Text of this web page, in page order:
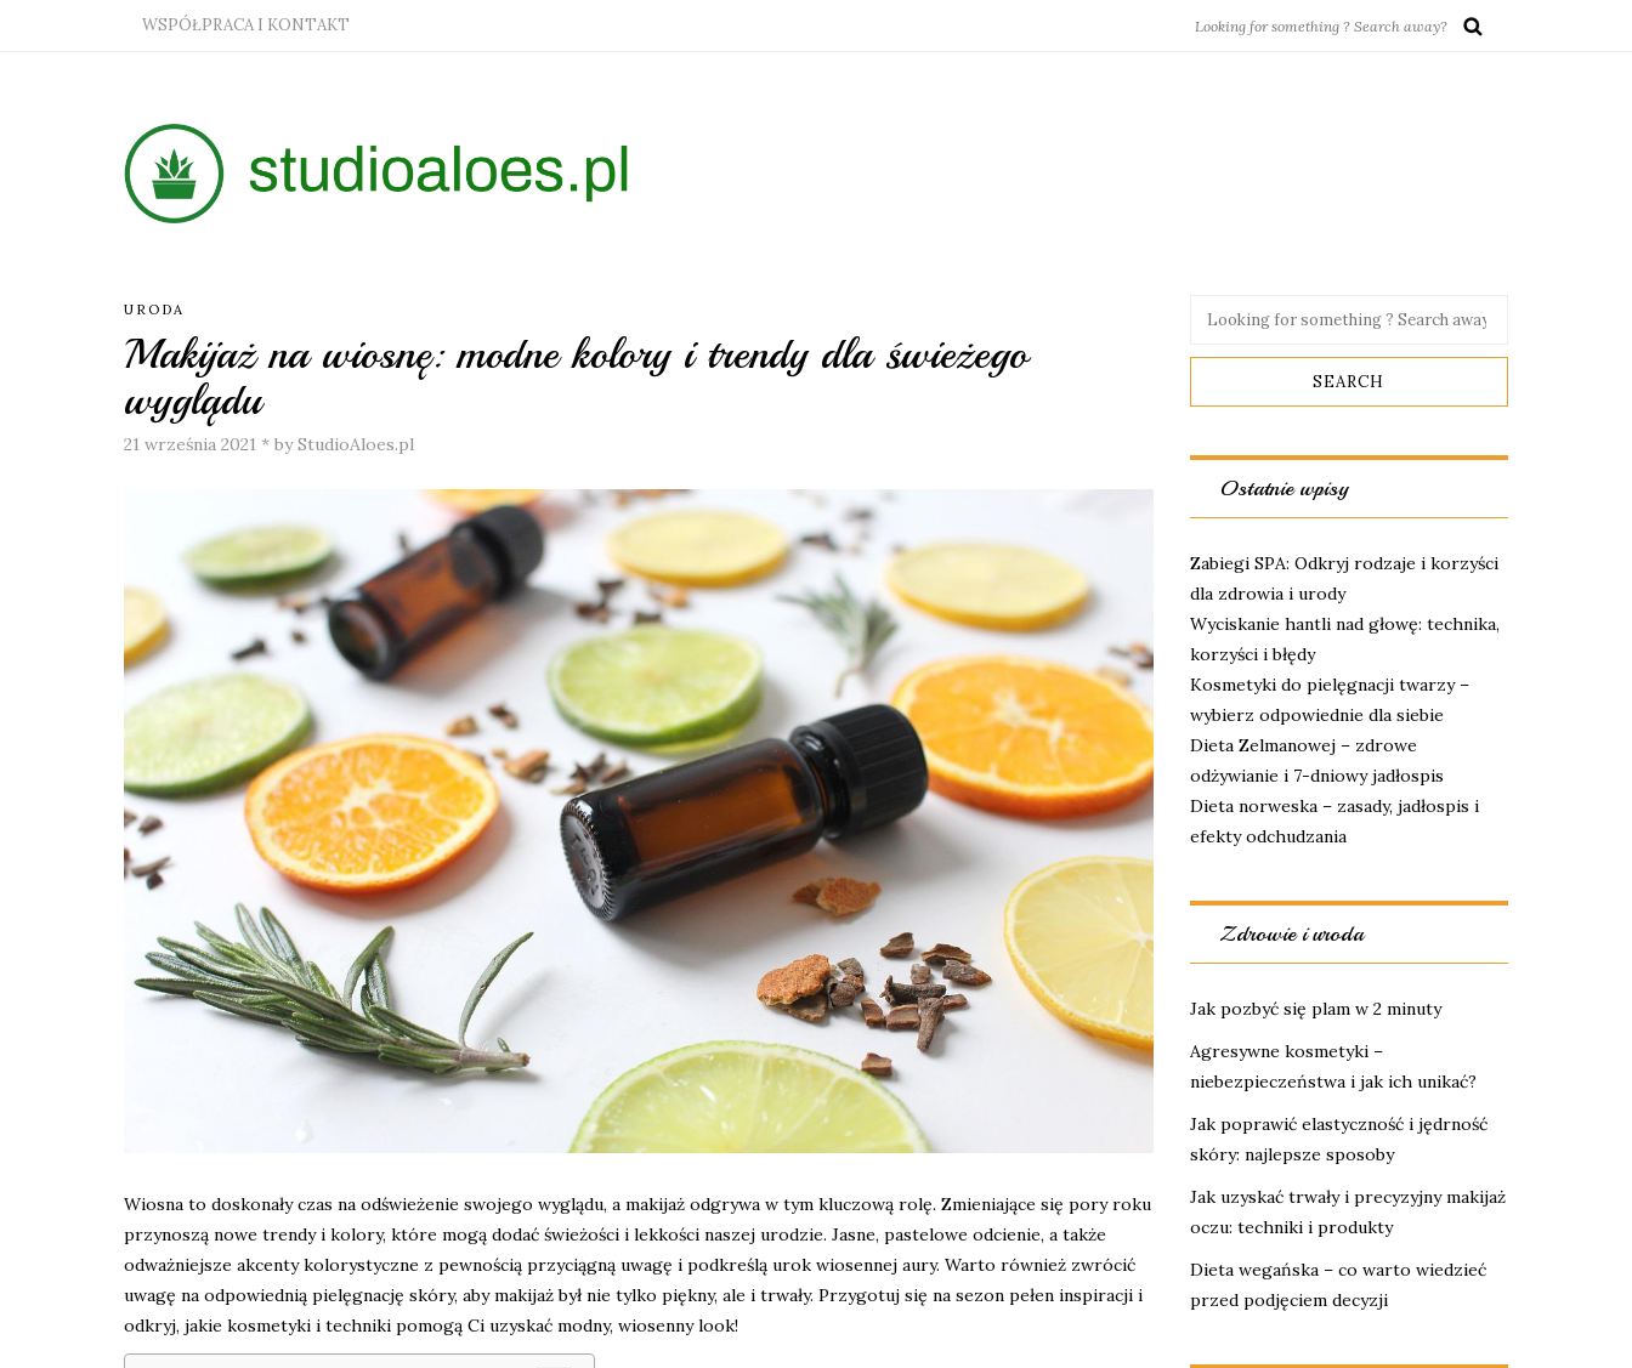
WSPÓŁPRACA I KONTAKT
URODA
Makijaż na wiosnę: modne kolory i trendy dla świeżego
wyglądu
21 września 2021 * by StudioAloes.pl
Wiosna to doskonały czas na odświeżenie swojego wyglądu, a makijaż odgrywa w tym kluczową rolę. Zmieniające się pory roku
przynoszą nowe trendy i kolory, które mogą dodać świeżości i lekkości naszej urodzie. Jasne, pastelowe odcienie, a także
odważniejsze akcenty kolorystyczne z pewnością przyciągną uwagę i podkreślą urok wiosennej aury. Warto również zwrócić
uwagę na odpowiednią pielęgnację skóry, aby makijaż był nie tylko piękny, ale i trwały. Przygotuj się na sezon pełen inspiracji i
odkryj, jakie kosmetyki i techniki pomogą Ci uzyskać modny, wiosenny look!
Ostatnie wpisy
Zabiegi SPA: Odkryj rodzaje i korzyści
dla zdrowia i urody
Wyciskanie hantli nad głowę: technika,
korzyści i błędy
Kosmetyki do pielęgnacji twarzy –
wybierz odpowiednie dla siebie
Dieta Zelmanowej – zdrowe
odżywianie i 7-dniowy jadłospis
Dieta norweska – zasady, jadłospis i
efekty odchudzania
Zdrowie i uroda
Jak pozbyć się plam w 2 minuty
Agresywne kosmetyki –
niebezpieczeństwa i jak ich unikać?
Jak poprawić elastyczność i jędrność
skóry: najlepsze sposoby
Jak uzyskać trwały i precyzyjny makijaż
oczu: techniki i produkty
Dieta wegańska – co warto wiedzieć
przed podjęciem decyzji